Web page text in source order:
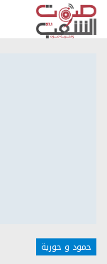
حمود و حورية